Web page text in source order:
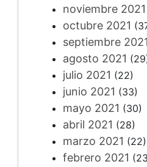
noviembre 2021
octubre 2021
septiembre 2021
agosto 2021
julio 2021 (22)
junio 2021 (33)
mayo 2021 (30)
abril 2021 (28)
marzo 2021 (22)
febrero 2021